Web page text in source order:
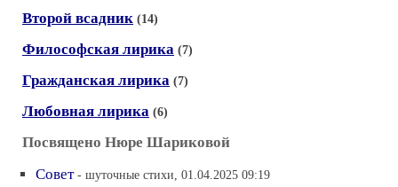
Второй всадник (14)
Философская лирика (7)
Гражданская лирика (7)
Любовная лирика (6)
Посвящено Нюре Шариковой
Совет - шуточные стихи, 01.04.2025 09:19